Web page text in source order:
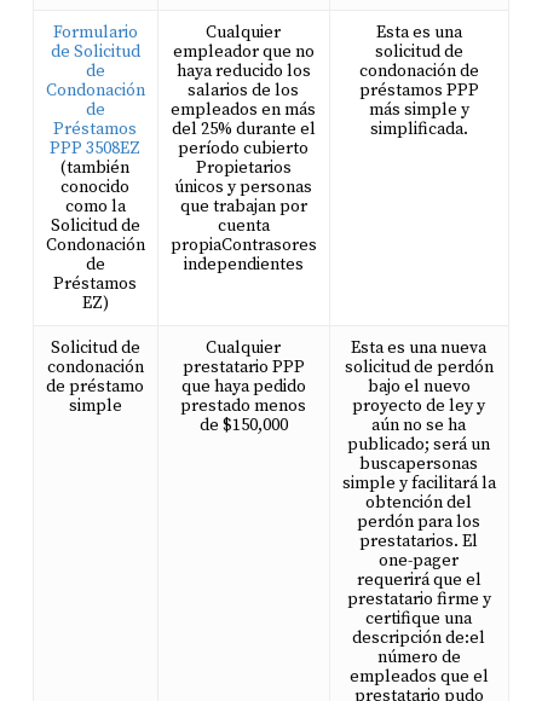
Formulario
de Solicitud
de
Condonación
de
Préstamos
PPP 3508EZ
(también
conocido
como la
Solicitud de
Condonación
de
Préstamos
EZ)
Cualquier
empleador que no
haya reducido los
salarios de los
empleados en más
del 25% durante el
período cubierto
Propietarios
únicos y personas
que trabajan por
cuenta
propiaContrasores
independientes
Esta es una
solicitud de
condonación de
préstamos PPP
más simple y
simplificada.
Solicitud de
condonación
de préstamo
simple
Cualquier
prestatario PPP
que haya pedido
prestado menos
de $150,000
Esta es una nueva
solicitud de perdón
bajo el nuevo
proyecto de ley y
aún no se ha
publicado; será un
buscapersonas
simple y facilitará la
obtención del
perdón para los
prestatarios. El
one-pager
requerirá que el
prestatario firme y
certifique una
descripción de:el
número de
empleados que el
prestatario pudo